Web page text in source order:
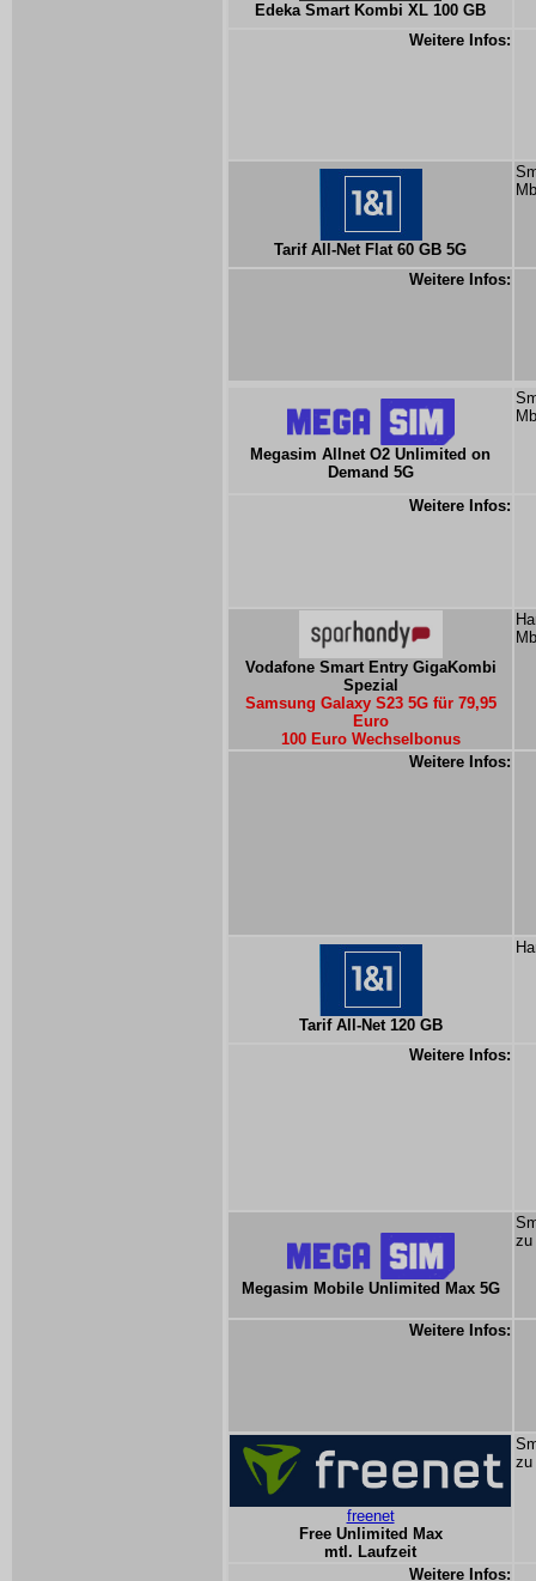
Edeka Smart Kombi XL 100 GB
Weitere Infos:
Tarif All-Net Flat 60 GB 5G
Weitere Infos:
Megasim Allnet O2 Unlimited on
Demand 5G
Weitere Infos:
Vodafone Smart Entry GigaKombi
Spezial
Samsung Galaxy S23 5G für 79,95
Euro
100 Euro Wechselbonus
Weitere Infos:
Tarif All-Net 120 GB
Weitere Infos:
Megasim Mobile Unlimited Max 5G
zu
Weitere Infos:
freenet
Free Unlimited Max
mtl. Laufzeit
zu
Weitere Infos: